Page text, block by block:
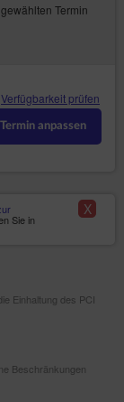
Termin
Verfügbarkeit prüfen
Termin anpassen
Sie in
X
Einhaltung des PCI
Beschränkungen